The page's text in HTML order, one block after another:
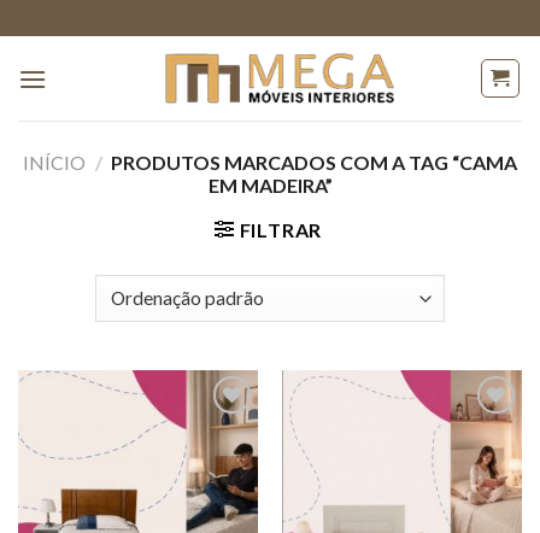
to
content
INÍCIO / PRODUTOS MARCADOS COM A TAG “CAMA
EM MADEIRA”
FILTRAR
Adicionar
a lista de
desejos
Adicionar
a lista de
desejos